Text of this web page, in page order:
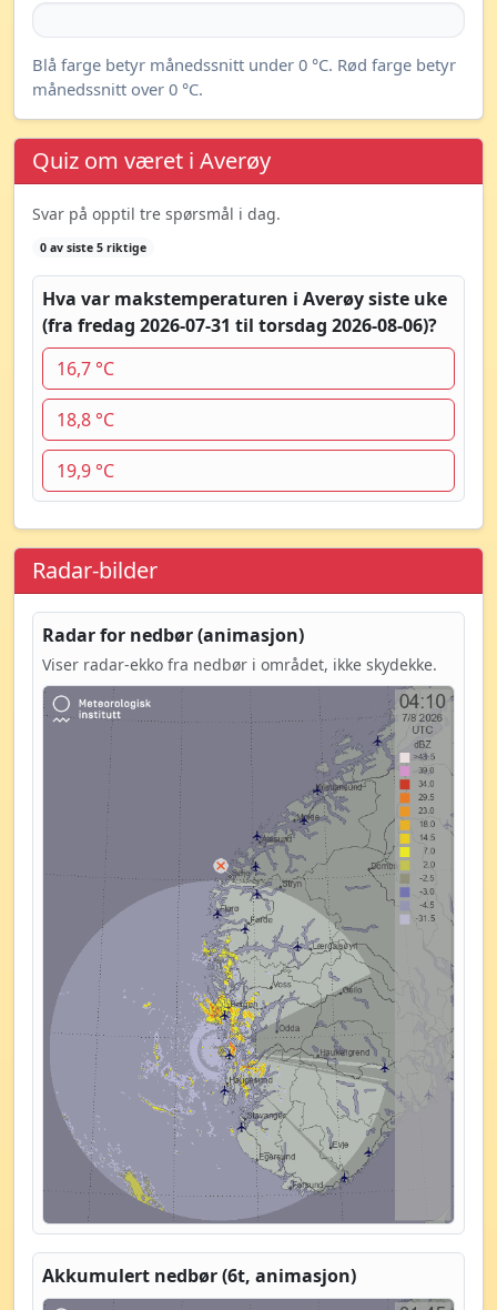
Blå farge betyr månedssnitt under 0 °C. Rød farge betyr
månedssnitt over 0 °C.
Quiz om været i Averøy
Svar på opptil tre spørsmål i dag.
0 av siste 5 riktige
Hva var makstemperaturen i Averøy siste uke
(fra fredag 2026-07-31 til torsdag 2026-08-06)?
16,7 °C
18,8 °C
19,9 °C
Radar-bilder
Radar for nedbør (animasjon)
Viser radar-ekko fra nedbør i området, ikke skydekke.
Akkumulert nedbør (6t, animasjon)